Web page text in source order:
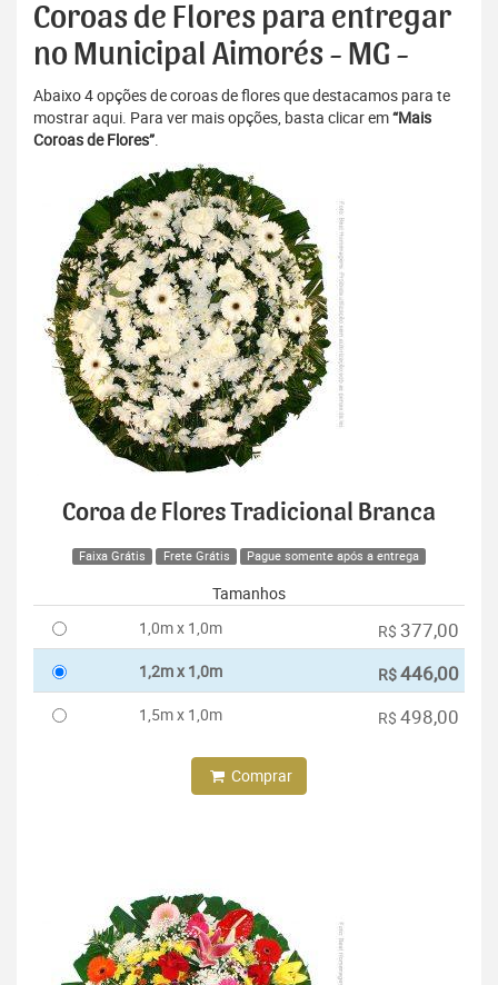
Coroas de Flores para entregar
no Municipal Aimorés - MG -
Abaixo 4 opções de coroas de flores que destacamos para te
mostrar aqui. Para ver mais opções, basta clicar em“Mais
Coroas de Flores”.
Coroa de Flores Tradicional Branca
Faixa Grátis Frete Grátis Pague somente após a entrega
Tamanhos
1,0m x 1,0m
R$ 377,00
1,2m x 1,0m R$446,00
1,5m x 1,0m R$ 498,00
Comprar